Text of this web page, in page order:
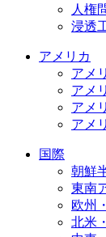
人権
浸透
アメリカ
アメ
アメ
アメ
アメ
国際
朝鮮
東南
欧州
北米